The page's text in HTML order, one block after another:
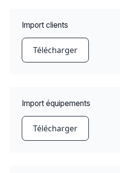
Import clients
Télécharger
Import équipements
Télécharger